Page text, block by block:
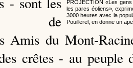
PROJECTION «Les
les parcs éoliens»,
3000 heures avec la
Pouillerel, en donne un
de
Amis du Mont-
crêtes - au peuple